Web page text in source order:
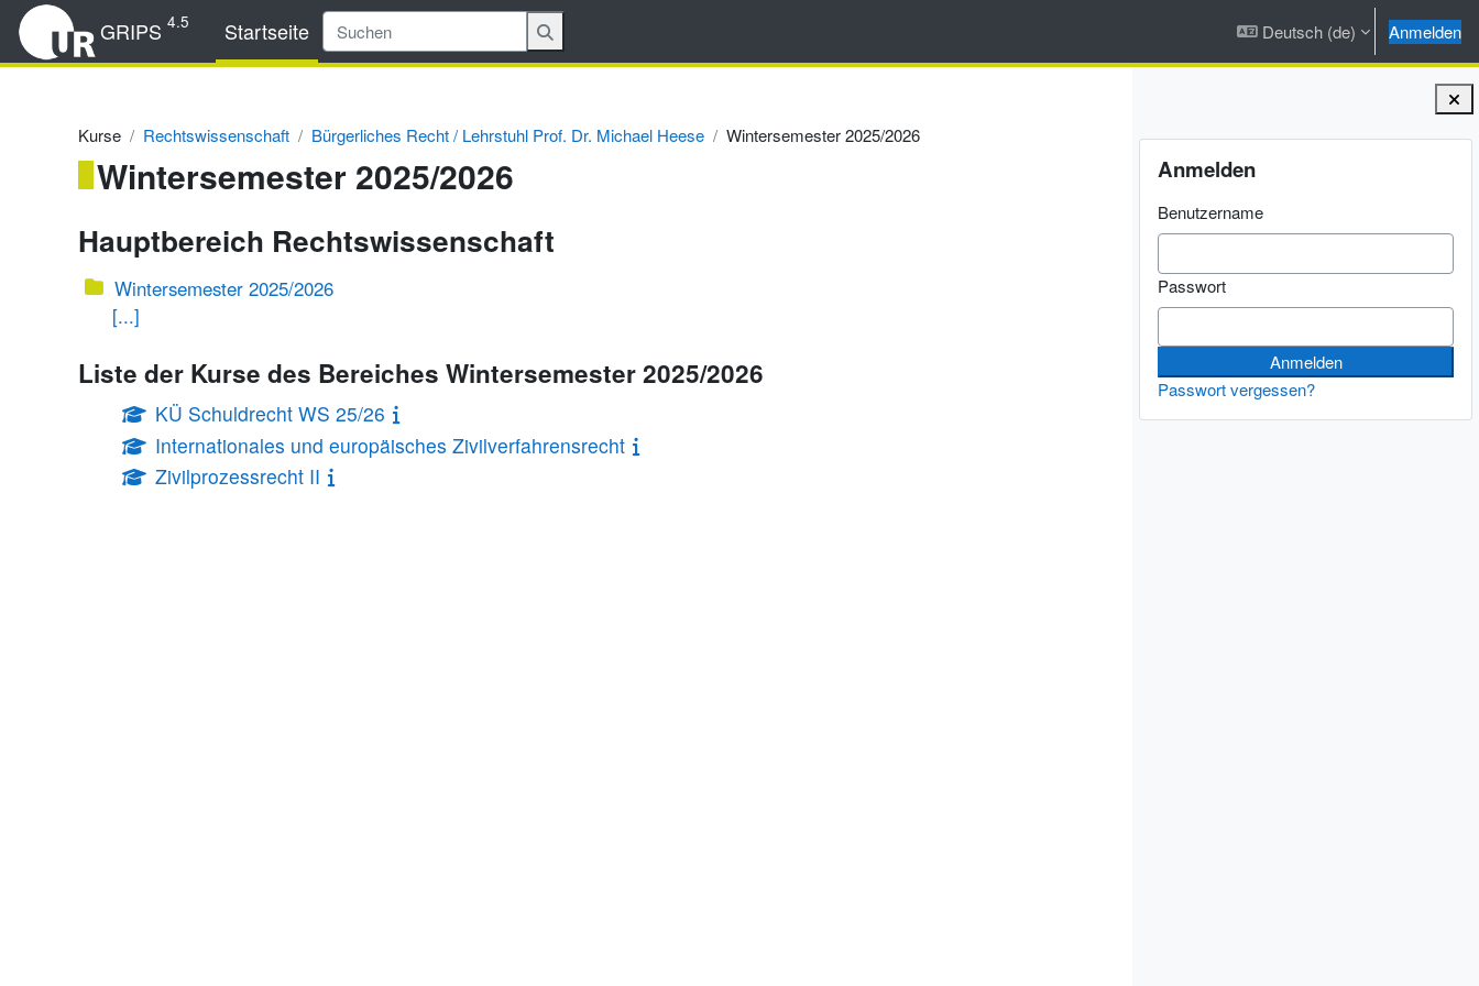
Zum Hauptinhalt
GRIPS 4.5 Startseite Deutsch ‎(de)‎ Anmelden
Blöcke
Anmelden
Benutzername
Passwort
Passwort vergessen?
Kurse Rechtswissenschaft Bürgerliches Recht / Lehrstuhl Prof. Dr. Michael Heese Wintersemester 2025/2026
Wintersemester 2025/2026
Hauptbereich Rechtswissenschaft
Wintersemester 2025/2026
[...]
Liste der Kurse des Bereiches Wintersemester 2025/2026
KÜ Schuldrecht WS 25/26
Internationales und europäisches Zivilverfahrensrecht
Zivilprozessrecht II